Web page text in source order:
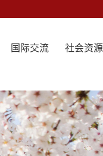
国际交流 社会资源